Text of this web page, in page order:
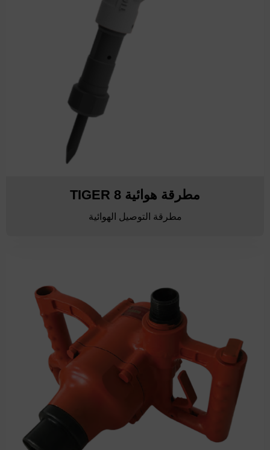
مطرقة هوائية TIGER 8
مطرقة التوصيل الهوائية